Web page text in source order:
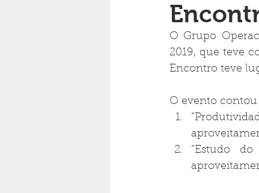
O Grupo
2019, que teve
Encontro teve
O evento contou
“Estudo